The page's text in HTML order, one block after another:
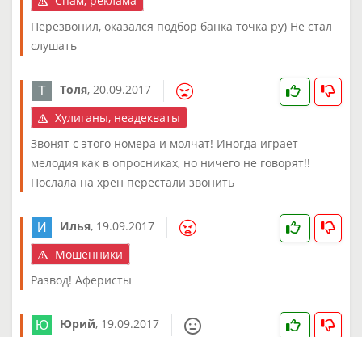
Перезвонил, оказался подбор банка точка ру) Не стал
слушать
Толя, 20.09.2017
Хулиганы, неадекваты
Звонят с этого номера и молчат! Иногда играет
мелодия как в опросниках, но ничего не говорят!!
Послала на хрен перестали звонить
Илья, 19.09.2017
Мошенники
Развод! Аферисты
Юрий, 19.09.2017